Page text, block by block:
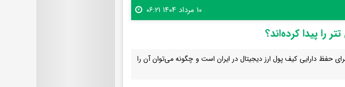
۱۰ مرداد ۱۴۰۴ ۰۶:۲۱
را پیدا ‌کرد‌ه‌اند؟
حفظ دارایی کیف پول ارز دیجیتال در ایران است و چگونه می‌توان آن را